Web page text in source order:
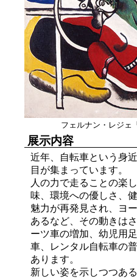
フェルナン・レジェ
展示内容
近年、自転車という身
目が集まっています。
人の力で走ることの楽
味、環境への優しさ、
魅力が再発見され、ヨ
あるなど、その動きは
ーツ車の増加、幼児用
車、レンタル自転車の
あります。
新しい姿を示しつつあ